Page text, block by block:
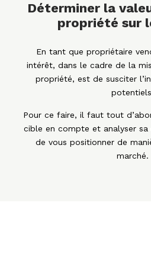
Déterminer la
propriété sur
En tant que propriétaire
intérêt, dans le cadre de la
propriété, est de susciter
Pour ce faire, il faut tout
cible en compte et analyser sa
de vous positionner de
marché.